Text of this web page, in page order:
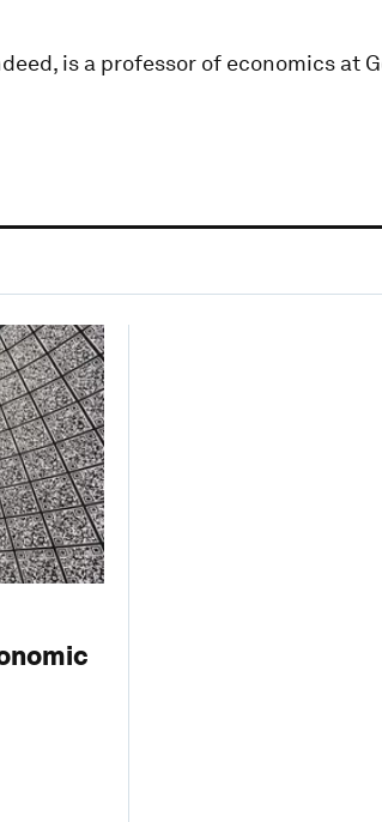
is a professor of economics at